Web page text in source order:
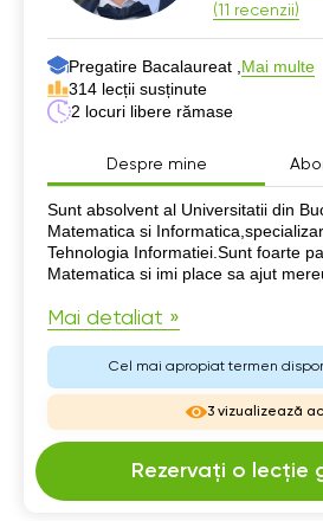
(11 recenzii)
Pregatire Bacalaureat , Mai multe
314 lecții susținute
2 locuri libere rămase
Despre mine
Despre mine
Sunt absolvent al Universitatii din
Matematica si
Tehnologia Informatiei.Sunt foarte
Matematica si imi place sa ajut
Mai detaliat »
Cel mai apropiat termen
3 vizualizează
Rezervați o lecție